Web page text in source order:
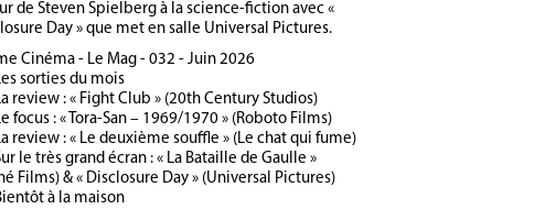
de Steven Spielberg à la science-fiction avec «
Day » que met en salle Universal Pictures.
Cinéma - Le Mag - 032 - Juin 2026
sorties du mois
review : « Fight Club » (20th Century Studios)
focus : « Tora-San – 1969/1970 » (Roboto Films)
review : « Le deuxième souffle » (Le chat qui fume)
le très grand écran : « La Bataille de Gaulle »
Films) & « Disclosure Day » (Universal Pictures)
à la maison